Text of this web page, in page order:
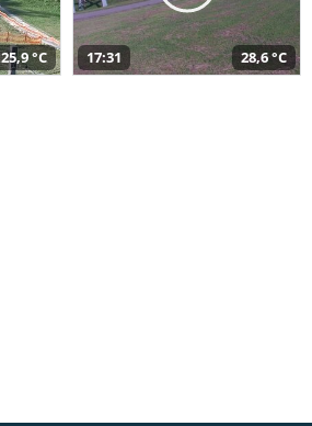
25,9 °C 17:31 28,6 °C